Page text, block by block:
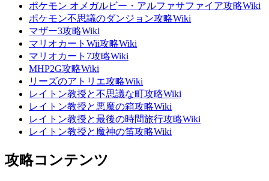
ポケモン オメガルビー・アルファサファイア攻略Wiki
ポケモン不思議のダンジョン攻略Wiki
マザー3攻略Wiki
マリオカートWii攻略Wiki
マリオカート7攻略Wiki
MHP2G攻略Wiki
リーズのアトリエ攻略Wiki
レイトン教授と不思議な町攻略Wiki
レイトン教授と悪魔の箱攻略Wiki
レイトン教授と最後の時間旅行攻略Wiki
レイトン教授と魔神の笛攻略Wiki
攻略コンテンツ